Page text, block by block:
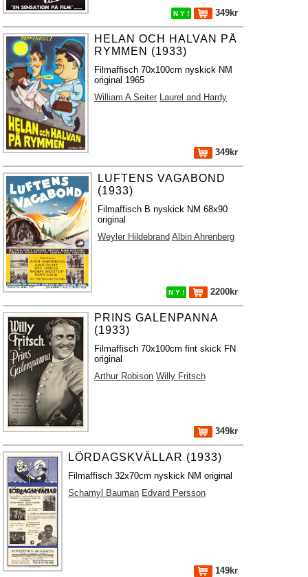
N Y ! 349kr
HELAN OCH HALVAN PÅ
RYMMEN (1933)
Filmaffisch 70x100cm nyskick NM
original 1965
William A Seiter Laurel and Hardy
349kr
LUFTENS VAGABOND
(1933)
Filmaffisch B nyskick NM 68x90
original
Weyler Hildebrand Albin Ahrenberg
N Y ! 2200kr
PRINS GALENPANNA
(1933)
Filmaffisch 70x100cm fint skick FN
original
Arthur Robison Willy Fritsch
349kr
LÖRDAGSKVÄLLAR (1933)
Filmaffisch 32x70cm nyskick NM original
Schamyl Bauman Edvard Persson
149kr